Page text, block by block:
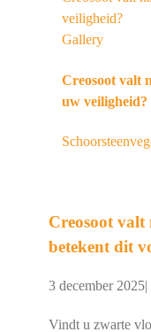
veiligheid?
Gallery
Creosoot valt
uw veiligheid?
Creosoot valt
betekent dit
3 december 2025|
Vindt u zwarte